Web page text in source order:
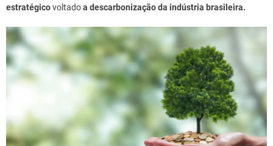
estratégicovoltadoa descarbonização da indústria brasileira.